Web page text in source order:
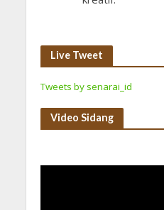
Live Tweet
Tweets by senarai_id
Video Sidang